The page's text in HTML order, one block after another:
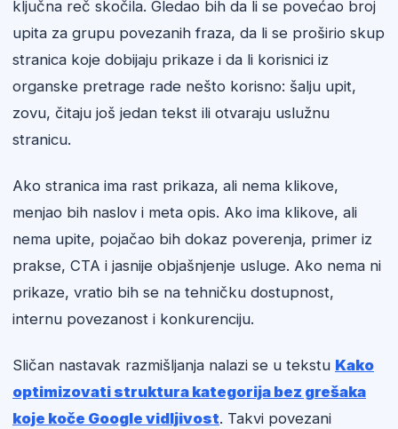
ključna reč skočila. Gledao bih da li se povećao broj
upita za grupu povezanih fraza, da li se proširio skup
stranica koje dobijaju prikaze i da li korisnici iz
organske pretrage rade nešto korisno: šalju upit,
zovu, čitaju još jedan tekst ili otvaraju uslužnu
stranicu.
Ako stranica ima rast prikaza, ali nema klikove,
menjao bih naslov i meta opis. Ako ima klikove, ali
nema upite, pojačao bih dokaz poverenja, primer iz
prakse, CTA i jasnije objašnjenje usluge. Ako nema ni
prikaze, vratio bih se na tehničku dostupnost,
internu povezanost i konkurenciju.
Sličan nastavak razmišljanja nalazi se u tekstu Kako
optimizovati struktura kategorija bez grešaka
koje koče Google vidljivost. Takvi povezani